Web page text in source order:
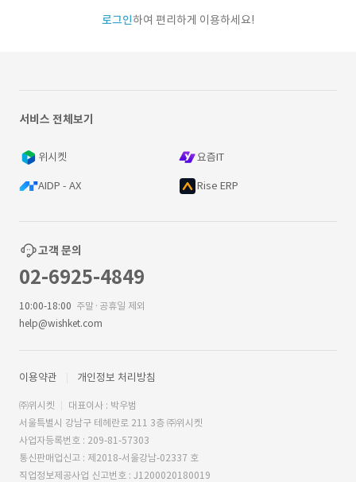
로그인하여 편리하게 이용하세요!
서비스 전체보기
위시켓 요즘IT
AIDP - AX Rise ERP
고객 문의
02-6925-4849
10:00-18:00 주말·공휴일 제외
help@wishket.com
이용약관 개인정보 처리방침
㈜위시켓
대표이사 : 박우범
서울특별시 강남구 테헤란로 211 3층 ㈜위시켓
사업자등록번호 : 209-81-57303
통신판매업신고 : 제2018-서울강남-02337 호
직업정보제공사업 신고번호 : J1200020180019